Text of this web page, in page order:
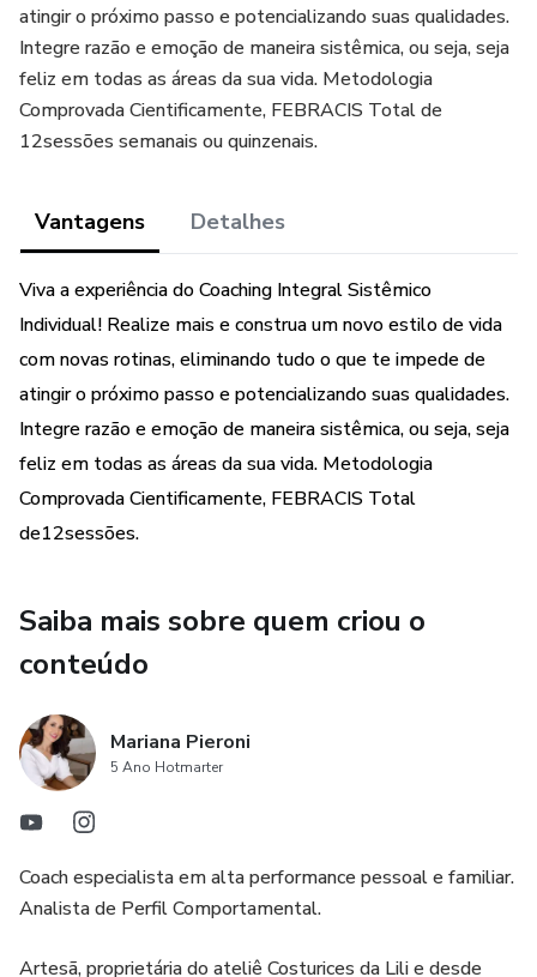
atingir o próximo passo e potencializando suas qualidades.
Integre razão e emoção de maneira sistêmica, ou seja, seja
feliz em todas as áreas da sua vida. Metodologia
Comprovada Cientificamente, FEBRACIS Total de
12sessões semanais ou quinzenais.
Vantagens Detalhes
Viva a experiência do Coaching Integral Sistêmico
Individual! Realize mais e construa um novo estilo de vida
com novas rotinas, eliminando tudo o que te impede de
atingir o próximo passo e potencializando suas qualidades.
Integre razão e emoção de maneira sistêmica, ou seja, seja
feliz em todas as áreas da sua vida. Metodologia
Comprovada Cientificamente, FEBRACIS Total
de12sessões.
Saiba mais sobre quem criou o
conteúdo
Mariana Pieroni
5 Ano Hotmarter
Coach especialista em alta performance pessoal e familiar.
Analista de Perfil Comportamental.
Artesã, proprietária do ateliê Costurices da Lili e desde